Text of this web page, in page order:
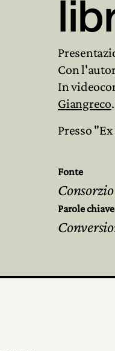
Con
In
Giangreco
Presso
Fonte
Parole chiave